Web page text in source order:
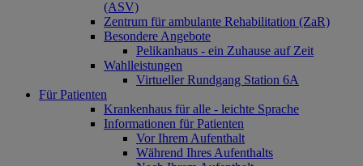
(ASV)
Zentrum für ambulante Rehabilitation (ZaR)
Besondere Angebote
Pelikanhaus - ein Zuhause auf Zeit
Wahlleistungen
Virtueller Rundgang Station 6A
Für Patienten
Krankenhaus für alle - leichte Sprache
Informationen für Patienten
Vor Ihrem Aufenthalt
Während Ihres Aufenthalts